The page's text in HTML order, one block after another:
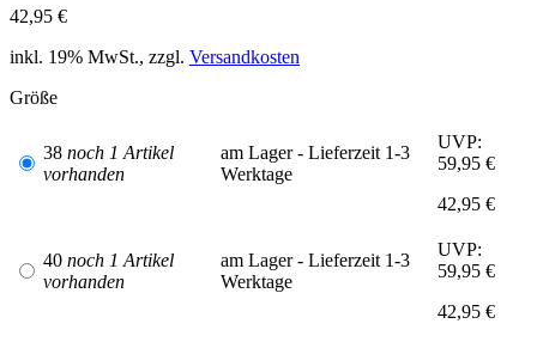
42,95 €
inkl. 19% MwSt., zzgl. Versandkosten
Größe
38 noch 1 Artikel
vorhanden
am Lager - Lieferzeit 1-3
Werktage
UVP:
59,95 €
42,95 €
40 noch 1 Artikel
vorhanden
am Lager - Lieferzeit 1-3
Werktage
UVP:
59,95 €
42,95 €